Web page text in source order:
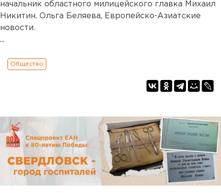
начальник областного милицейского главка Михаил
Никитин. Ольга Беляева, Европейско-Азиатские
новости.
...
Общество